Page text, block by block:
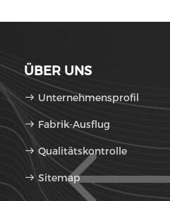
ÜBER UNS
Unternehmensprofil
Fabrik-Ausflug
Qualitätskontrolle
Sitemap